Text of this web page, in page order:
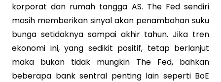
korporat dan rumah tangga AS. The Fed sendiri
masih memberikan sinyal akan penambahan suku
bunga setidaknya sampai akhir tahun. Jika tren
ekonomi ini, yang sedikit positif, tetap berlanjut
maka bukan tidak mungkin The Fed, bahkan
beberapa bank sentral penting lain seperti BoE